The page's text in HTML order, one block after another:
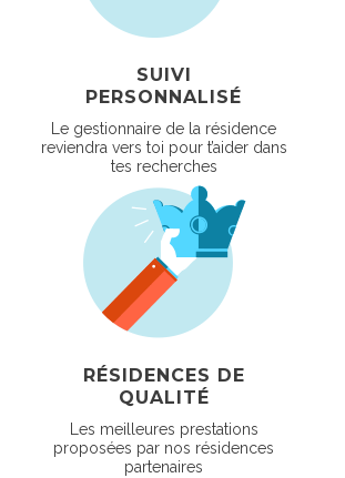
SUIVI
PERSONNALISÉ
Le gestionnaire de la résidence
reviendra vers toi pour t’aider dans
tes recherches
RÉSIDENCES DE
QUALITÉ
Les meilleures prestations
proposées par nos résidences
partenaires